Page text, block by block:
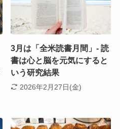
3月は「全米読書月間」- 読
書は心と脳を元気にすると
いう研究結果
2026年2月27日(金)